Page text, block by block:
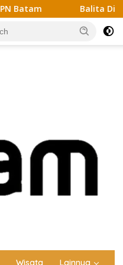
Balita Diduga Dicabuli
Wisata Lainnya